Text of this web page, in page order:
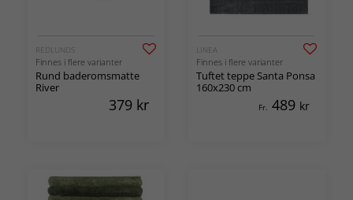
REDLUNDS
Finnes i flere varianter
Rund baderomsmatte
River
379 kr
LINEA
Finnes i flere varianter
Tuftet teppe Santa Ponsa
160x230 cm
Fr. 489 kr